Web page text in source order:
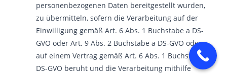
personenbezogenen Daten bereitgestellt wurden,
zu übermitteln, sofern die Verarbeitung auf der
Einwilligung gemäß Art. 6 Abs. 1 Buchstabe a DS-
GVO oder Art. 9 Abs. 2 Buchstabe a DS-GVO oder
auf einem Vertrag gemäß Art. 6 Abs. 1 Buchstabe b
DS-GVO beruht und die Verarbeitung mithilfe